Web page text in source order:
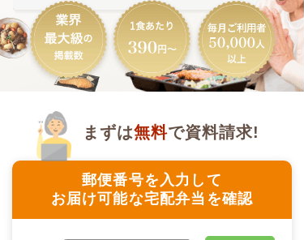
郵便番号を入力して
お届け可能な宅配弁当を確認
まずは無料で資料請求!